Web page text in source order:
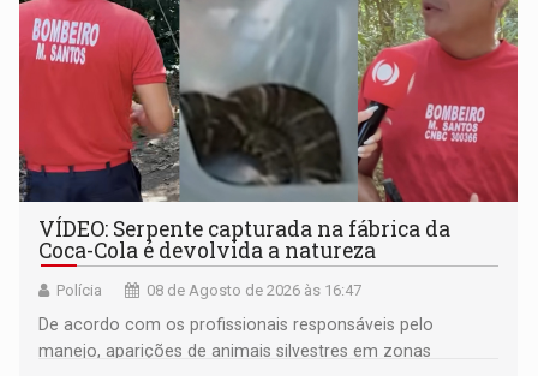
VÍDEO: Serpente capturada na fábrica da
Coca-Cola é devolvida a natureza
Polícia 08 de Agosto de 2026 às 16:47
De acordo com os profissionais responsáveis pelo
manejo, aparições de animais silvestres em zonas